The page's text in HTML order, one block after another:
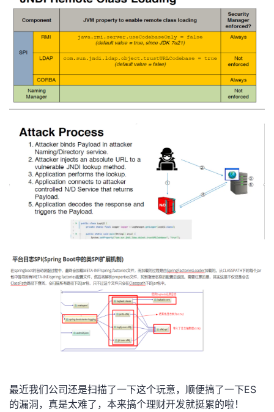
最近我们公司还是扫描了一下这个玩意，顺便搞了一下ES
的漏洞，真是太难了，本来搞个理财开发就挺累的啦！